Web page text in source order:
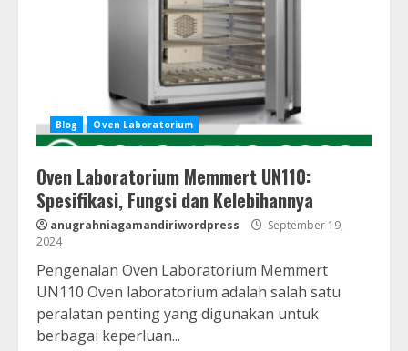
Blog Oven Laboratorium
Oven Laboratorium Memmert UN110:
Spesifikasi, Fungsi dan Kelebihannya
anugrahniagamandiriwordpress
September 19,
2024
Pengenalan Oven Laboratorium Memmert
UN110 Oven laboratorium adalah salah satu
peralatan penting yang digunakan untuk
berbagai keperluan...